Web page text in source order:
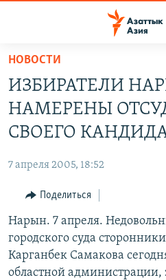
Вернуться
основному
содержанию
Вернутся
главной
навигации
Вернутся
поиску
КЫРГЫЗСТАН
ТАДЖИКИСТАН
ВОЙНА В УКРАИНЕ
ҚАЗАҚША
КЫРГЫЗЧА
ЎЗБЕКЧА
ТОҶИКӢ
TÜRKMENÇE
Все сайты РСЕ/РС
НОВОСТИ
ИЗБИРАТЕЛИ
НАМЕРЕНЫ
СВОЕГО
7 апреля 2005, 18:52
Поделиться
Нарын. 7 апреля.
городского суда
Карганбек Самакова
областной